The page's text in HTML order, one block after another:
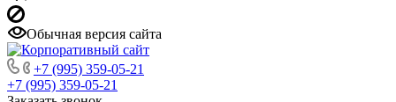
Обычная версия сайта
+7 (995) 359-05-21
+7 (995) 359-05-21